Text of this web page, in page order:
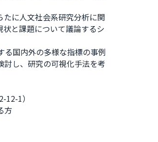
に人文社会系研究分析に関
と課題について議論するシ
る国内外の多様な指標の事例
し、研究の可視化手法を考
1）
方